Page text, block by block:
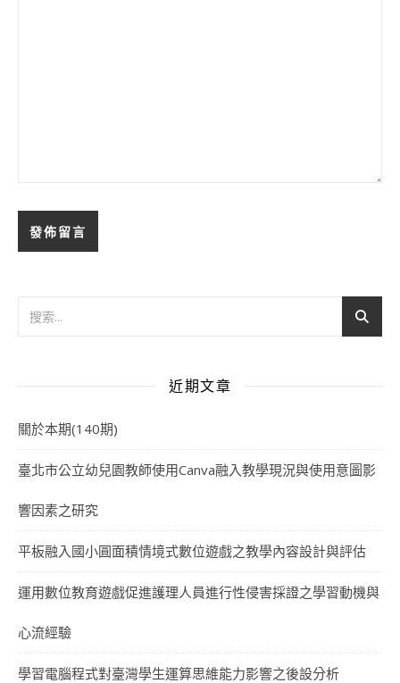
近期文章
關於本期(140期)
臺北市公立幼兒園教師使用Canva融入教學現況與使用意圖影
響因素之研究
平板融入國小圓面積情境式數位遊戲之教學內容設計與評估
運用數位教育遊戲促進護理人員進行性侵害採證之學習動機與
心流經驗
學習電腦程式對臺灣學生運算思維能力影響之後設分析